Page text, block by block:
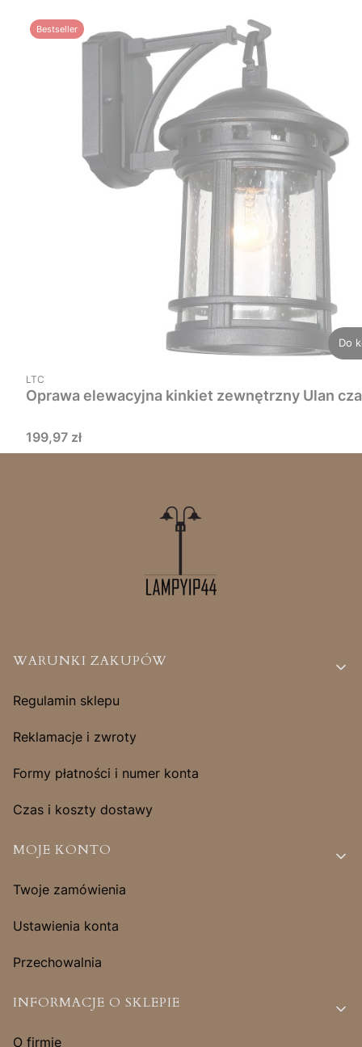
Bestseller
Do
PRODUCENT
LTC
Oprawa elewacyjna kinkiet zewnętrzny Ulan
Cena
199,97 zł
Linki w stopce
WARUNKI ZAKUPÓW
Regulamin sklepu
Reklamacje i zwroty
Formy płatności i numer konta
Czas i koszty dostawy
MOJE KONTO
Twoje zamówienia
Ustawienia konta
Przechowalnia
INFORMACJE O SKLEPIE
O firmie